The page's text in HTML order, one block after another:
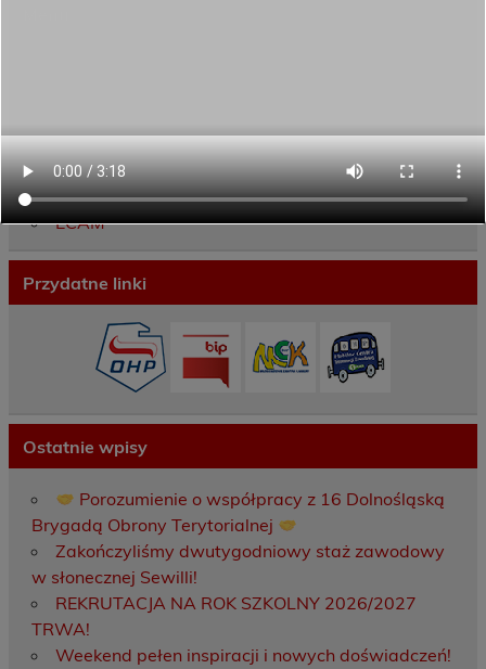
Rekrutacja
Aktywni górą!
Projekty UE
ECAM
Przydatne linki
Ostatnie wpisy
Porozumienie o współpracy z 16 Dolnośląską
Brygadą Obrony Terytorialnej
Zakończyliśmy dwutygodniowy staż zawodowy
w słonecznej Sewilli!
REKRUTACJA NA ROK SZKOLNY 2026/2027
TRWA!
Weekend pełen inspiracji i nowych doświadczeń!